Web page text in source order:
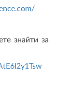
знайти за